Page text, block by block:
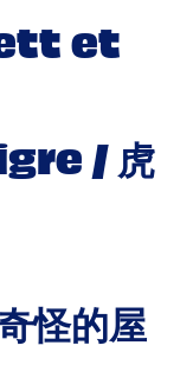
et
/ 虎
的屋